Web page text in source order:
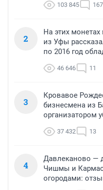
103 845 167
2
На этих
из Уфы
по 2016 год
46 646 11
3
Кровавое
бизнесмена из
организатором
37 432 13
4
Давлеканово —
Чишмы и
огородами: